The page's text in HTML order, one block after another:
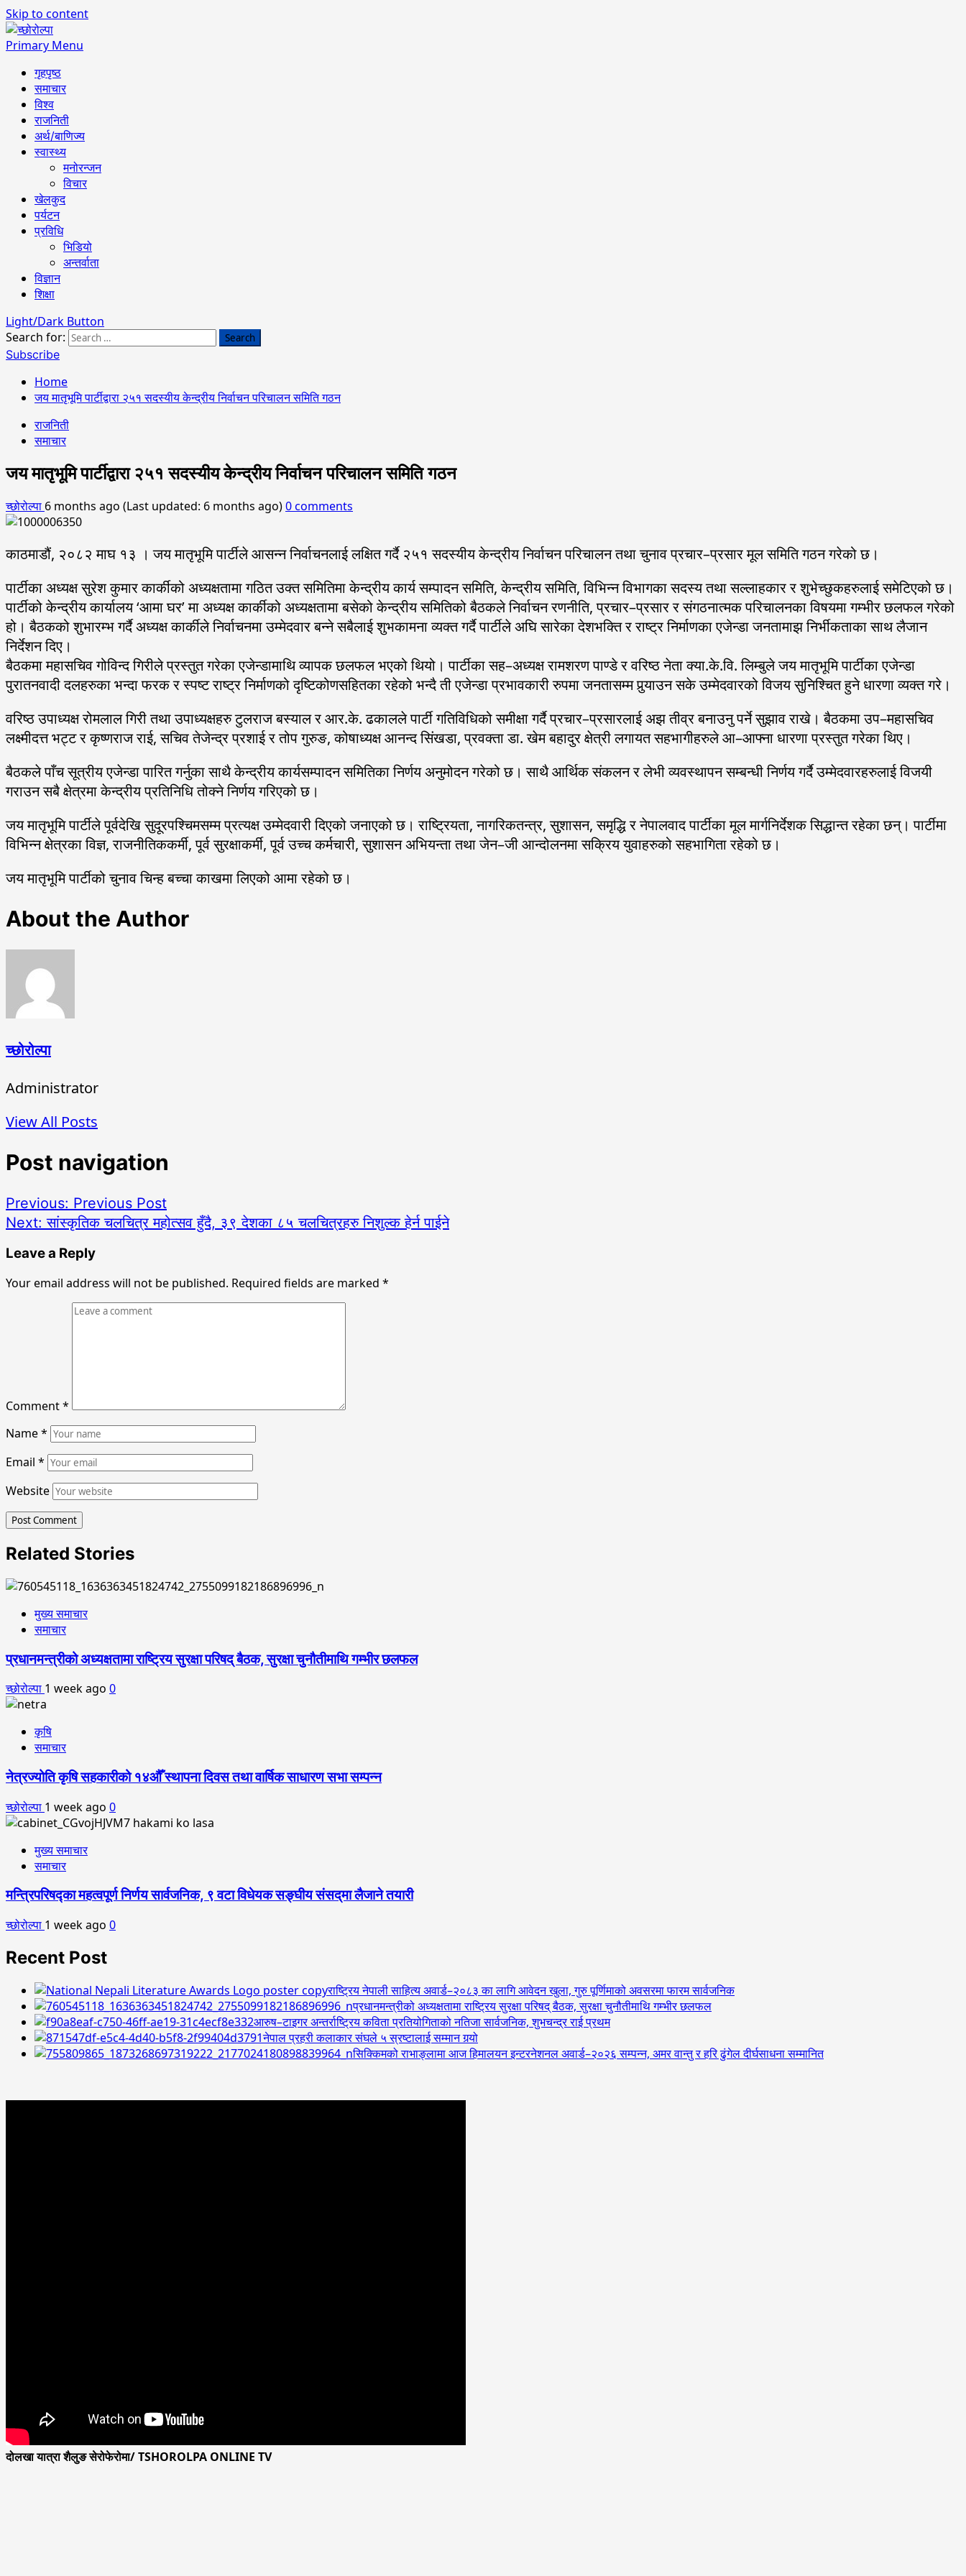
Skip to content
Primary Menu
गृहपृष्ठ
समाचार
विश्व
राजनिती
अर्थ/बाणिज्य
स्वास्थ्य
मनोरन्जन
विचार
खेलकुद
पर्यटन
प्रविधि
भिडियो
अन्तर्वाता
विज्ञान
शिक्षा
Light/Dark Button
Search for:
Subscribe
Home
जय मातृभूमि पार्टीद्वारा २५१ सदस्यीय केन्द्रीय निर्वाचन परिचालन समिति गठन
राजनिती
समाचार
जय मातृभूमि पार्टीद्वारा २५१ सदस्यीय केन्द्रीय निर्वाचन परिचालन समिति गठन
च्छोरोल्पा 6 months ago (Last updated: 6 months ago)0 comments
काठमाडौं, २०८२ माघ १३ । जय मातृभूमि पार्टीले आसन्न निर्वाचनलाई लक्षित गर्दै २५१ सदस्यीय केन्द्रीय निर्वाचन परिचालन तथा चुनाव प्रचार–प्रसार मूल समिति गठन गरेको छ।
पार्टीका अध्यक्ष सुरेश कुमार कार्कीको अध्यक्षतामा गठित उक्त समितिमा केन्द्रीय कार्य सम्पादन समिति, केन्द्रीय समिति, विभिन्न विभागका सदस्य तथा सल्लाहकार र शुभेच्छुकहरुलाई समेटिएको छ।
पार्टीको केन्द्रीय कार्यालय ‘आमा घर’ मा अध्यक्ष कार्कीको अध्यक्षतामा बसेको केन्द्रीय समितिको बैठकले निर्वाचन रणनीति, प्रचार–प्रसार र संगठनात्मक परिचालनका विषयमा गम्भीर छलफल गरेको
हो। बैठकको शुभारम्भ गर्दै अध्यक्ष कार्कीले निर्वाचनमा उम्मेदवार बन्ने सबैलाई शुभकामना व्यक्त गर्दै पार्टीले अघि सारेका देशभक्ति र राष्ट्र निर्माणका एजेन्डा जनतामाझ निर्भीकताका साथ लैजान
निर्देशन दिए।
बैठकमा महासचिव गोविन्द गिरीले प्रस्तुत गरेका एजेन्डामाथि व्यापक छलफल भएको थियो। पार्टीका सह–अध्यक्ष रामशरण पाण्डे र वरिष्ठ नेता क्या.के.वि. लिम्बुले जय मातृभूमि पार्टीका एजेन्डा
पुरातनवादी दलहरुका भन्दा फरक र स्पष्ट राष्ट्र निर्माणको दृष्टिकोणसहितका रहेको भन्दै ती एजेन्डा प्रभावकारी रुपमा जनतासम्म पुर्‍याउन सके उम्मेदवारको विजय सुनिश्चित हुने धारणा व्यक्त गरे।
वरिष्ठ उपाध्यक्ष रोमलाल गिरी तथा उपाध्यक्षहरु टुलराज बस्याल र आर.के. ढकालले पार्टी गतिविधिको समीक्षा गर्दै प्रचार–प्रसारलाई अझ तीव्र बनाउनु पर्ने सुझाव राखे। बैठकमा उप–महासचिव
लक्ष्मीदत्त भट्ट र कृष्णराज राई, सचिव तेजेन्द्र प्रशाई र तोप गुरुङ, कोषाध्यक्ष आनन्द सिंखडा, प्रवक्ता डा. खेम बहादुर क्षेत्री लगायत सहभागीहरुले आ–आफ्ना धारणा प्रस्तुत गरेका थिए।
बैठकले पाँच सूत्रीय एजेन्डा पारित गर्नुका साथै केन्द्रीय कार्यसम्पादन समितिका निर्णय अनुमोदन गरेको छ। साथै आर्थिक संकलन र लेभी व्यवस्थापन सम्बन्धी निर्णय गर्दै उम्मेदवारहरुलाई विजयी
गराउन सबै क्षेत्रमा केन्द्रीय प्रतिनिधि तोक्ने निर्णय गरिएको छ।
जय मातृभूमि पार्टीले पूर्वदेखि सुदूरपश्चिमसम्म प्रत्यक्ष उम्मेदवारी दिएको जनाएको छ। राष्ट्रियता, नागरिकतन्त्र, सुशासन, समृद्धि र नेपालवाद पार्टीका मूल मार्गनिर्देशक सिद्धान्त रहेका छन्। पार्टीमा
विभिन्न क्षेत्रका विज्ञ, राजनीतिककर्मी, पूर्व सुरक्षाकर्मी, पूर्व उच्च कर्मचारी, सुशासन अभियन्ता तथा जेन–जी आन्दोलनमा सक्रिय युवाहरुको सहभागिता रहेको छ।
जय मातृभूमि पार्टीको चुनाव चिन्ह बच्चा काखमा लिएको आमा रहेको छ।
About the Author
च्छोरोल्पा
Administrator
View All Posts
Post navigation
Previous: Previous Post
Next:सांस्कृतिक चलचित्र महोत्सव हुँदै, ३९ देशका ८५ चलचित्रहरु निशुल्क हेर्न पाईने
Leave a Reply
Your email address will not be published. Required fields are marked *
Comment*
Name*
Email *
Website
Related Stories
मुख्य समाचार
समाचार
प्रधानमन्त्रीको अध्यक्षतामा राष्ट्रिय सुरक्षा परिषद् बैठक, सुरक्षा चुनौतीमाथि गम्भीर छलफल
च्छोरोल्पा 1 week ago 0
कृषि
समाचार
नेत्रज्योति कृषि सहकारीको १४औँ स्थापना दिवस तथा वार्षिक साधारण सभा सम्पन्न
च्छोरोल्पा 1 week ago 0
मुख्य समाचार
समाचार
मन्त्रिपरिषद्का महत्वपूर्ण निर्णय सार्वजनिक, ९ वटा विधेयक सङ्घीय संसद्‌मा लैजाने तयारी
च्छोरोल्पा 1 week ago 0
Recent Post
राष्ट्रिय नेपाली साहित्य अवार्ड–२०८३ का लागि आवेदन खुला, गुरु पूर्णिमाको अवसरमा फारम सार्वजनिक
प्रधानमन्त्रीको अध्यक्षतामा राष्ट्रिय सुरक्षा परिषद् बैठक, सुरक्षा चुनौतीमाथि गम्भीर छलफल
आरुष–टाइगर अन्तर्राष्ट्रिय कविता प्रतियोगिताको नतिजा सार्वजनिक, शुभचन्द्र राई प्रथम
नेपाल प्रहरी कलाकार संघले ५ स्रष्टालाई सम्मान गर्‍यो
सिक्किमको राभाङ्लामा आज हिमालयन इन्टरनेशनल अवार्ड–२०२६ सम्पन्न, अमर वान्तु र हरि ढुंगेल दीर्घसाधना सम्मानित
दोलखा यात्रा शैलुङ सेरोफेरोमा/ TSHOROLPA ONLINE TV